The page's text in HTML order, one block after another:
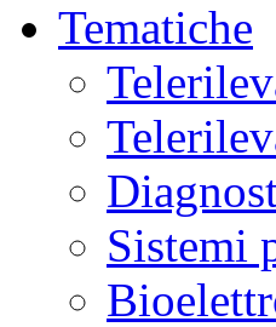
Tematiche
Sistemi